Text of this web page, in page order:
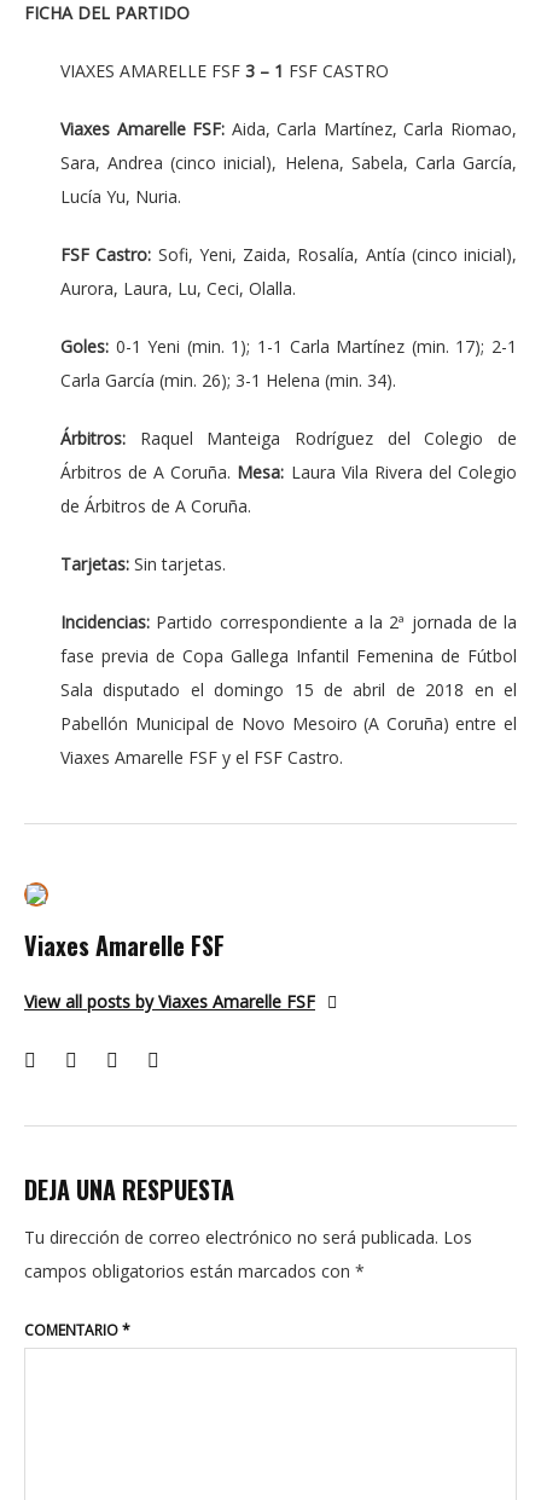
FICHA DEL PARTIDO
VIAXES AMARELLE FSF 3 – 1 FSF CASTRO
Viaxes Amarelle FSF: Aida, Carla Martínez, Carla Riomao,
Sara, Andrea (cinco inicial), Helena, Sabela, Carla García,
Lucía Yu, Nuria.
FSF Castro: Sofi, Yeni, Zaida, Rosalía, Antía (cinco inicial),
Aurora, Laura, Lu, Ceci, Olalla.
Goles: 0-1 Yeni (min. 1); 1-1 Carla Martínez (min. 17); 2-1
Carla García (min. 26); 3-1 Helena (min. 34).
Árbitros: Raquel Manteiga Rodríguez del Colegio de
Árbitros de A Coruña. Mesa: Laura Vila Rivera del Colegio
de Árbitros de A Coruña.
Tarjetas: Sin tarjetas.
Incidencias: Partido correspondiente a la 2ª jornada de la
fase previa de Copa Gallega Infantil Femenina de Fútbol
Sala disputado el domingo 15 de abril de 2018 en el
Pabellón Municipal de Novo Mesoiro (A Coruña) entre el
Viaxes Amarelle FSF y el FSF Castro.
Viaxes Amarelle FSF
View all posts by Viaxes Amarelle FSF
DEJA UNA RESPUESTA
Tu dirección de correo electrónico no será publicada. Los
campos obligatorios están marcados con *
COMENTARIO*